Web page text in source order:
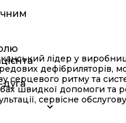
лідер у
дефібриляторів,
серцевого ритму та
швидкої допомоги
сервісне